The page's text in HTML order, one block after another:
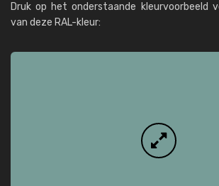
Druk op het onderstaande kleurvoorbeeld
van deze RAL-kleur: